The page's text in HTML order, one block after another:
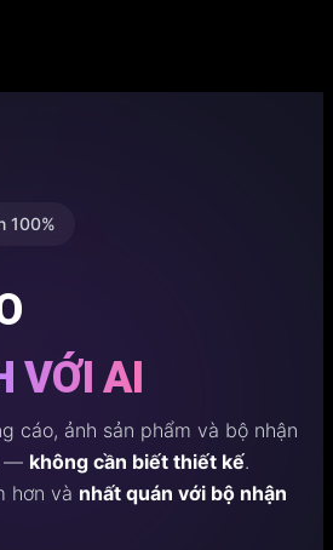
100%
VỚI AI
cáo, ảnh sản phẩm và bộ nhận
— không cần biết thiết kế.
hơn và nhất quán với bộ nhận